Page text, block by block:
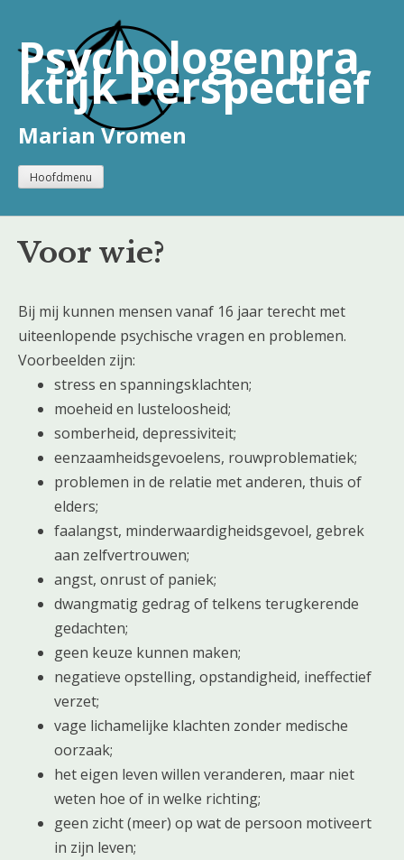
inhoud
springen
Psychologenpra
ktijk Perspectief
Marian Vromen
Hoofdmenu
Voor wie?
Bij mij kunnen mensen vanaf 16 jaar terecht met
uiteenlopende psychische vragen en problemen.
Voorbeelden zijn:
stress en spanningsklachten;
moeheid en lusteloosheid;
somberheid, depressiviteit;
eenzaamheidsgevoelens, rouwproblematiek;
problemen in de relatie met anderen, thuis of
elders;
faalangst, minderwaardigheidsgevoel, gebrek
aan zelfvertrouwen;
angst, onrust of paniek;
dwangmatig gedrag of telkens terugkerende
gedachten;
geen keuze kunnen maken;
negatieve opstelling, opstandigheid, ineffectief
verzet;
vage lichamelijke klachten zonder medische
oorzaak;
het eigen leven willen veranderen, maar niet
weten hoe of in welke richting;
geen zicht (meer) op wat de persoon motiveert
in zijn leven;